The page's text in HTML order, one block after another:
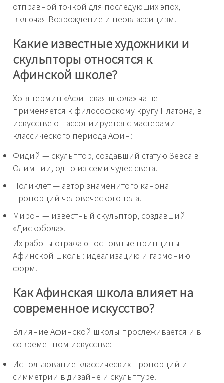
отправной точкой для последующих эпох,
включая Возрождение и неоклассицизм.
Какие известные художники и
скульпторы относятся к
Афинской школе?
Хотя термин «Афинская школа» чаще
применяется к философскому кругу Платона, в
искусстве он ассоциируется с мастерами
классического периода Афин:
Фидий — скульптор, создавший статую Зевса в
Олимпии, одно из семи чудес света.
Поликлет — автор знаменитого канона
пропорций человеческого тела.
Мирон — известный скульптор, создавший
«Дискобола».
Их работы отражают основные принципы
Афинской школы: идеализацию и гармонию
форм.
Как Афинская школа влияет на
современное искусство?
Влияние Афинской школы прослеживается и в
современном искусстве:
Использование классических пропорций и
симметрии в дизайне и скульптуре.